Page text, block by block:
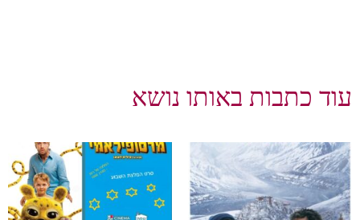
כתבות באותו נושא